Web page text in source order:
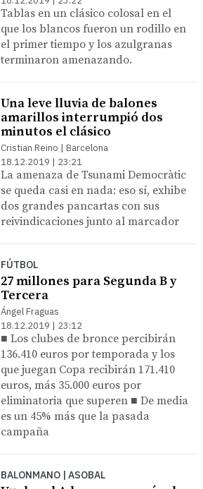
Tablas en un clásico colosal en el
que los blancos fueron un rodillo en
el primer tiempo y los azulgranas
terminaron amenazando.
Una leve lluvia de balones
amarillos interrumpió dos
minutos el clásico
Cristian Reino | Barcelona
18.12.2019 | 23:21
La amenaza de Tsunami Democràtic
se queda casi en nada: eso sí, exhibe
dos grandes pancartas con sus
reivindicaciones junto al marcador
FÚTBOL
27 millones para Segunda B y
Tercera
Ángel Fraguas
18.12.2019 | 23:12
■ Los clubes de bronce percibirán
136.410 euros por temporada y los
que juegan Copa recibirán 171.410
euros, más 35.000 euros por
eliminatoria que superen ■ De media
es un 45% más que la pasada
campaña
BALONMANO | ASOBAL